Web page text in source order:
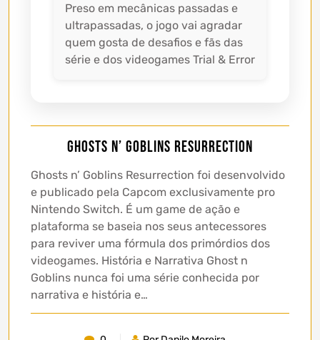
Preso em mecânicas passadas e
ultrapassadas, o jogo vai agradar
quem gosta de desafios e fãs das
série e dos videogames Trial & Error
Ghosts n’ Goblins Resurrection
Ghosts n’ Goblins Resurrection foi desenvolvido
e publicado pela Capcom exclusivamente pro
Nintendo Switch. É um game de ação e
plataforma se baseia nos seus antecessores
para reviver uma fórmula dos primórdios dos
videogames. História e Narrativa Ghost n
Goblins nunca foi uma série conhecida por
narrativa e história e…